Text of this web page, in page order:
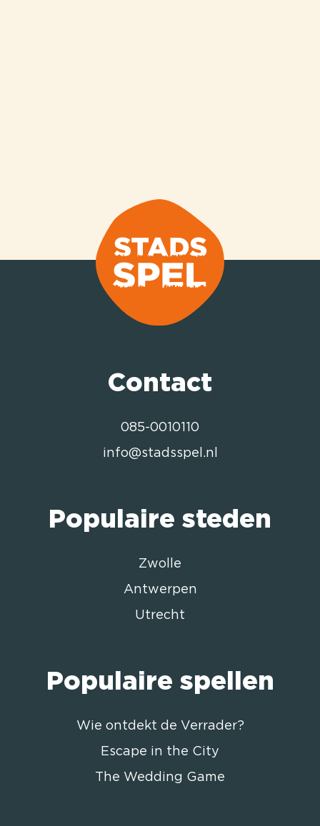
Contact
085-0010110
info@stadsspel.nl
Populaire steden
Zwolle
Antwerpen
Utrecht
Populaire spellen
Wie ontdekt de Verrader?
Escape in the City
The Wedding Game